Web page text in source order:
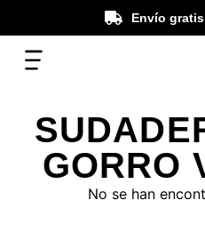
Envío
GORRO
No se han